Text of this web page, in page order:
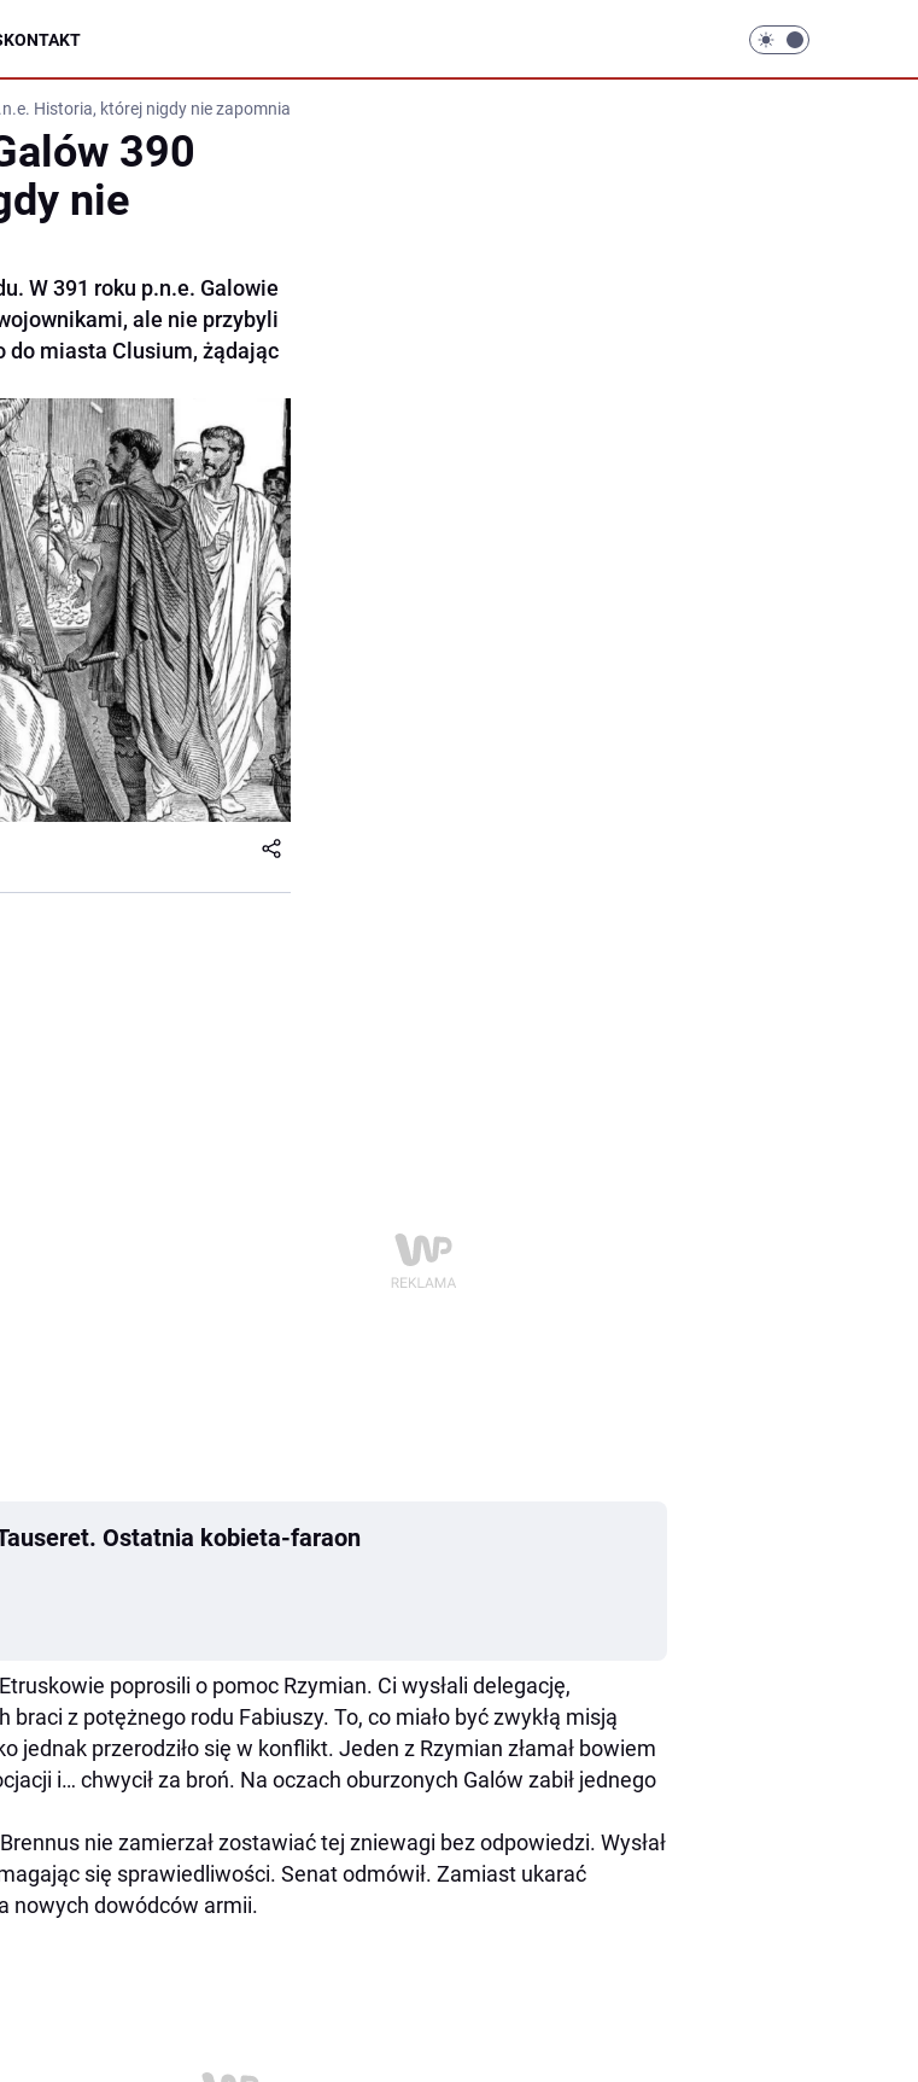
KONTAKT
Historia, której nigdy nie zapomniano
390
nie
W 391 roku p.n.e. Galowie
ale nie przybyli
do miasta Clusium, żądając
Ostatnia kobieta-faraon
poprosili o pomoc Rzymian. Ci wysłali delegację,
braci z potężnego rodu Fabiuszy. To, co miało być zwykłą misją
jednak przerodziło się w konflikt. Jeden z Rzymian złamał bowiem
i… chwycił za broń. Na oczach oburzonych Galów zabił jednego
nie zamierzał zostawiać tej zniewagi bez odpowiedzi. Wysłał
się sprawiedliwości. Senat odmówił. Zamiast ukarać
nowych dowódców armii.